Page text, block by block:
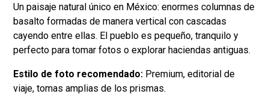
Un paisaje natural único en México: enormes columnas de
basalto formadas de manera vertical con cascadas
cayendo entre ellas. El pueblo es pequeño, tranquilo y
perfecto para tomar fotos o explorar haciendas antiguas.
Estilo de foto recomendado: Premium, editorial de
viaje, tomas amplias de los prismas.